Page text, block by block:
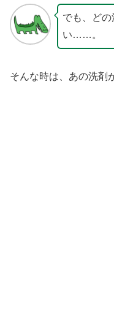
でも、ど
い……。
そんな時は、あの洗剤